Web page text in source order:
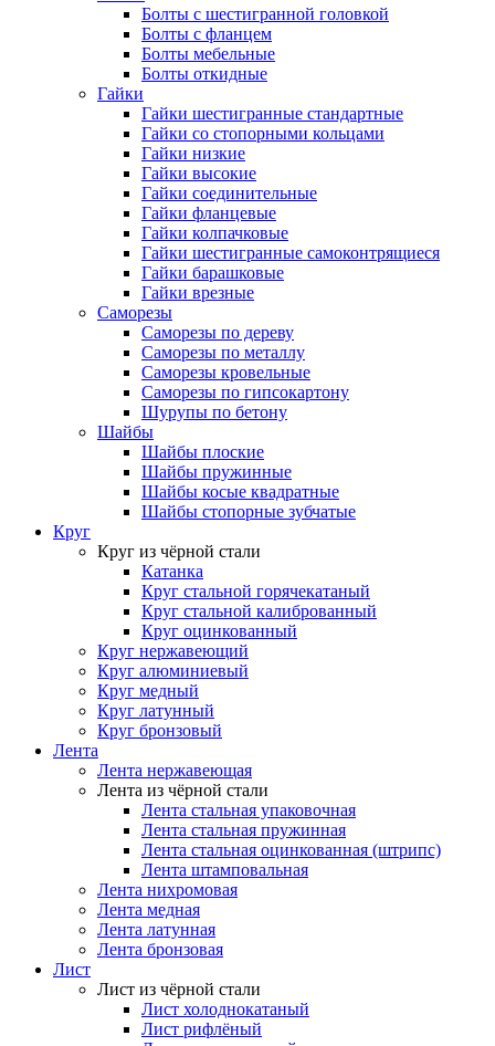
Болты с шестигранной головкой
Болты с фланцем
Болты мебельные
Болты откидные
Гайки
Гайки шестигранные стандартные
Гайки со стопорными кольцами
Гайки низкие
Гайки высокие
Гайки соединительные
Гайки фланцевые
Гайки колпачковые
Гайки шестигранные самоконтрящиеся
Гайки барашковые
Гайки врезные
Саморезы
Саморезы по дереву
Саморезы по металлу
Саморезы кровельные
Саморезы по гипсокартону
Шурупы по бетону
Шайбы
Шайбы плоские
Шайбы пружинные
Шайбы косые квадратные
Шайбы стопорные зубчатые
Круг
Круг из чёрной стали
Катанка
Круг стальной горячекатаный
Круг стальной калиброванный
Круг оцинкованный
Круг нержавеющий
Круг алюминиевый
Круг медный
Круг латунный
Круг бронзовый
Лента
Лента нержавеющая
Лента из чёрной стали
Лента стальная упаковочная
Лента стальная пружинная
Лента стальная оцинкованная (штрипс)
Лента штамповальная
Лента нихромовая
Лента медная
Лента латунная
Лента бронзовая
Лист
Лист из чёрной стали
Лист холоднокатаный
Лист рифлёный